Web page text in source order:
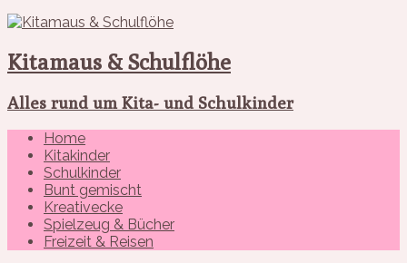
Kitamaus & Schulflöhe
Alles rund um Kita- und Schulkinder
Home
Kitakinder
Schulkinder
Bunt gemischt
Kreativecke
Spielzeug & Bücher
Freizeit & Reisen